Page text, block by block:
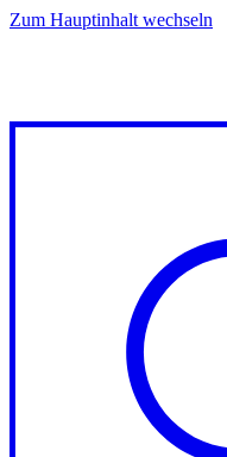
Zum Hauptinhalt wechseln